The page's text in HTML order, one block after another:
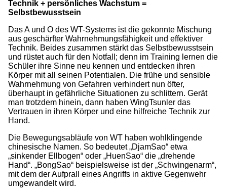
Technik + persönliches Wachstum =
Selbstbewusstsein
Das A und O des WT-Systems ist die gekonnte Mischung
aus geschärfter Wahrnehmungsfähigkeit und effektiver
Technik. Beides zusammen stärkt das Selbstbewusstsein
und rüstet auch für den Notfall; denn im Training lernen die
Schüler ihre Sinne neu kennen und entdecken ihren
Körper mit all seinen Potentialen. Die frühe und sensible
Wahrnehmung von Gefahren verhindert nun öfter,
überhaupt in gefährliche Situationen zu schlittern. Gerät
man trotzdem hinein, dann haben WingTsunler das
Vertrauen in ihren Körper und eine hilfreiche Technik zur
Hand.
Die Bewegungsabläufe von WT haben wohlklingende
chinesische Namen. So bedeutet „DjamSao“ etwa
„sinkender Ellbogen“ oder „HuenSao“ die „drehende
Hand“. „BongSao“ beispielsweise ist der „Schwingenarm“,
mit dem der Aufprall eines Angriffs in aktive Gegenwehr
umgewandelt wird.